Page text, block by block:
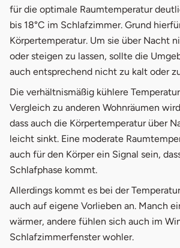
für die optimale Raumtemperatur
bis 18°C im Schlafzimmer. Grund
Körpertemperatur. Um sie über Nacht
oder steigen zu lassen, sollte die
auch entsprechend nicht zu kalt oder
Die verhältnismäßig kühlere
Vergleich zu anderen Wohnräumen
dass auch die Körpertemperatur über
leicht sinkt. Eine moderate
auch für den Körper ein Signal sein,
Schlafphase kommt.
Allerdings kommt es bei der
auch auf eigene Vorlieben an. Manch
wärmer, andere fühlen sich auch im
Schlafzimmerfenster wohler.